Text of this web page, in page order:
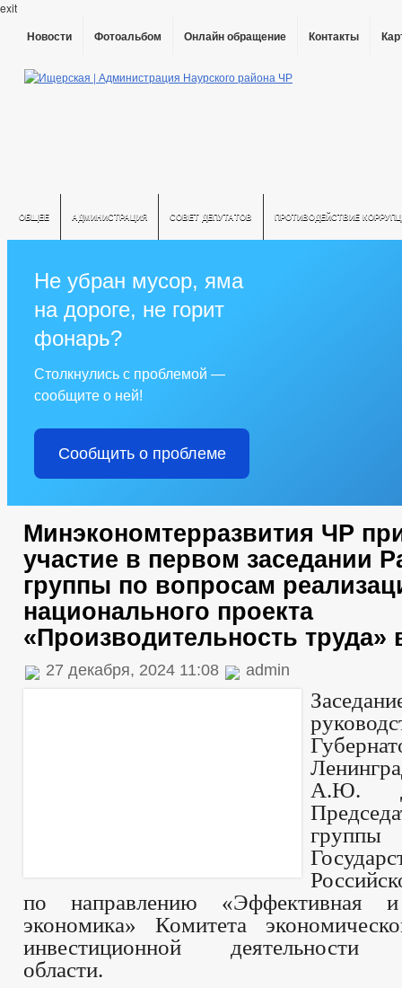
exit
Новости Фотоальбом Онлайн обращение Контакты
ОБЩЕЕ АДМИНИСТРАЦИЯ СОВЕТ ДЕПУТАТОВ ПРОТИВОДЕЙСТВИЕ
Не убран мусор, яма
на дороге, не горит
фонарь?
Столкнулись с проблемой —
сообщите о ней!
Сообщить о проблеме
Минэкономтерразвития ЧР
участие в первом заседании
группы по вопросам
национального проекта
«Производительность труда»
27 декабря, 2024 11:08 admin
А.Ю.
по направлению «Эффективная и
экономика» Комитета
инвестиционной деятельности
области.